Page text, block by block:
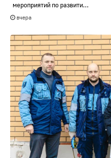
мероприятий по развити...
вчера